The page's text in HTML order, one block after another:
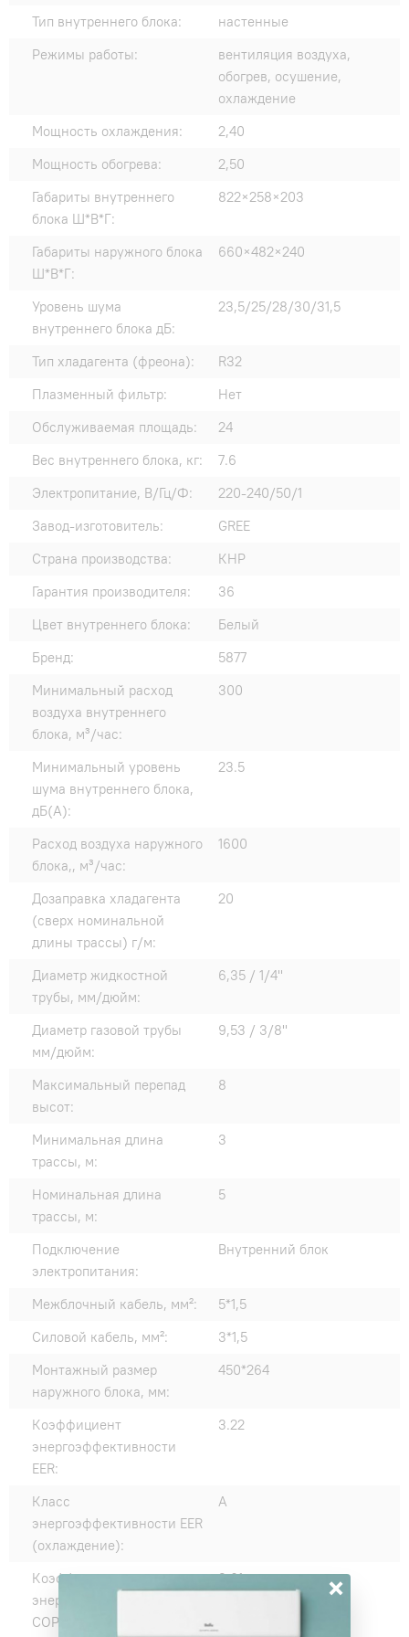
Тип внутреннего блока:
настенные
Режимы работы:
вентиляция воздуха,
обогрев, осушение,
охлаждение
Мощность охлаждения:
2,40
Мощность обогрева:
2,50
Габариты внутреннего
блока Ш*В*Г:
822×258×203
Габариты наружного блока
Ш*В*Г:
660×482×240
Уровень шума
внутреннего блока дБ:
23,5/25/28/30/31,5
Тип хладагента (фреона):
R32
Плазменный фильтр:
Нет
Обслуживаемая площадь:
24
Вес внутреннего блока, кг:
7.6
Электропитание, В/Гц/Ф:
220-240/50/1
Завод-изготовитель:
GREE
Страна производства:
КНР
Гарантия производителя:
36
Цвет внутреннего блока:
Белый
Бренд:
5877
Минимальный расход
воздуха внутреннего
блока, м³/час:
300
Минимальный уровень
шума внутреннего блока,
дБ(А):
23.5
Расход воздуха наружного
блока,, м³/час:
1600
Дозаправка хладагента
(сверх номинальной
длины трассы) г/м:
20
Диаметр жидкостной
трубы, мм/дюйм:
6,35 / 1/4"
Диаметр газовой трубы
мм/дюйм:
9,53 / 3/8"
Максимальный перепад
высот:
8
Минимальная длина
трассы, м:
3
Номинальная длина
трассы, м:
5
Подключение
электропитания:
Внутренний блок
Межблочный кабель, мм²:
5*1,5
Силовой кабель, мм²:
3*1,5
Монтажный размер
наружного блока, мм:
450*264
Коэффициент
энергоэффективности
EER:
3.22
Класс
энергоэффективности EER
(охлаждение):
A
Коэффициент
энергоэффективности
COP:
3.61 ×